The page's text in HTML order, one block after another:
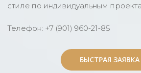
стиле по индивидуальным
Телефон: +7 (901) 960-21-85
БЫСТРАЯ ЗАЯВКА
БЫСТРАЯ ЗАЯВКА